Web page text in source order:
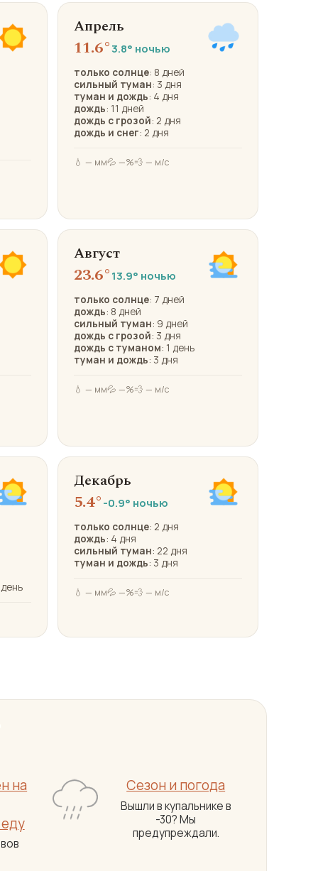
Апрель
11.6°3.8° ночью
: 8 дней
сильный туман : 3 дня
туман и дождь: 4 дня
дождь : 11 дней
дождь с грозой : 2 дня
дождь и снег: 2 дня
💧 — мм 💦 —% 💨 — м/с
Август
23.6°13.9° ночью
: 7 дней
дождь: 8 дней
сильный туман
: 9 дней
дождь с грозой: 3 дня
дождь с туманом: 1 день
туман и дождь: 3 дня
💧 — мм 💦 —% 💨 — м/с
день
Декабрь
5.4° -0.9° ночью
: 2 дня
дождь: 4 дня
сильный туман
: 22 дня
туман и дождь: 3 дня
💧 — мм 💦 —% 💨 — м/с
на
Сезон и погода
Вышли в купальнике в
-30? Мы
предупреждали.